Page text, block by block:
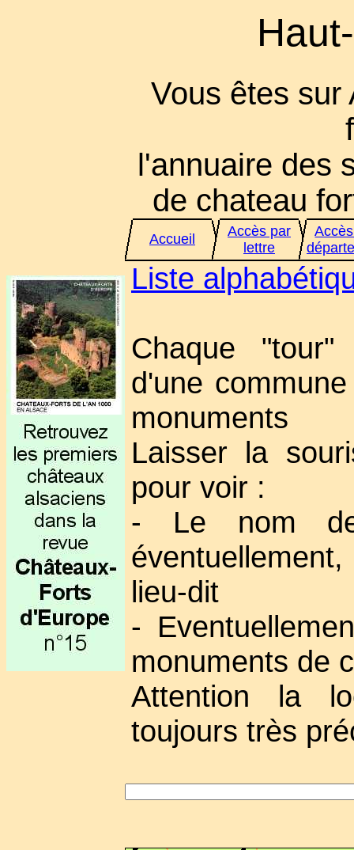
Vous êtes sur
l'annuaire des
de chateau
Accueil
Accès par
lettre
Liste
Chaque
d'une
monuments
Laisser la
pour voir :
- Le nom
lieu-dit
-
monuments de
Attention la
toujours très